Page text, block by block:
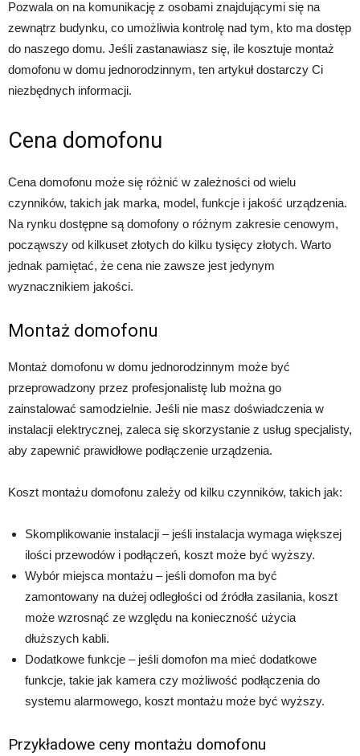
Pozwala on na komunikację z osobami znajdującymi się na
zewnątrz budynku, co umożliwia kontrolę nad tym, kto ma dostęp
do naszego domu. Jeśli zastanawiasz się, ile kosztuje montaż
domofonu w domu jednorodzinnym, ten artykuł dostarczy Ci
niezbędnych informacji.
Cena domofonu
Cena domofonu może się różnić w zależności od wielu
czynników, takich jak marka, model, funkcje i jakość urządzenia.
Na rynku dostępne są domofony o różnym zakresie cenowym,
począwszy od kilkuset złotych do kilku tysięcy złotych. Warto
jednak pamiętać, że cena nie zawsze jest jedynym
wyznacznikiem jakości.
Montaż domofonu
Montaż domofonu w domu jednorodzinnym może być
przeprowadzony przez profesjonalistę lub można go
zainstalować samodzielnie. Jeśli nie masz doświadczenia w
instalacji elektrycznej, zaleca się skorzystanie z usług specjalisty,
aby zapewnić prawidłowe podłączenie urządzenia.
Koszt montażu domofonu zależy od kilku czynników, takich jak:
Skomplikowanie instalacji – jeśli instalacja wymaga większej
ilości przewodów i podłączeń, koszt może być wyższy.
Wybór miejsca montażu – jeśli domofon ma być
zamontowany na dużej odległości od źródła zasilania, koszt
może wzrosnąć ze względu na konieczność użycia
dłuższych kabli.
Dodatkowe funkcje – jeśli domofon ma mieć dodatkowe
funkcje, takie jak kamera czy możliwość podłączenia do
systemu alarmowego, koszt montażu może być wyższy.
Przykładowe ceny montażu domofonu